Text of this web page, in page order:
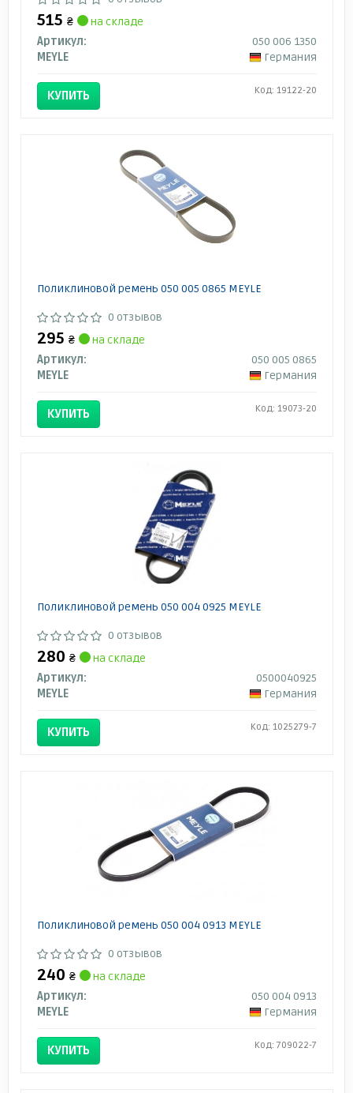
515 ₴
на складе
Артикул:
050 006 1350
MEYLE
Германия
КУПИТЬ Код: 19122-20
Поликлиновой ремень 050 005 0865 MEYLE
0 отзывов
295 ₴
на складе
Артикул:
050 005 0865
MEYLE
Германия
КУПИТЬ Код: 19073-20
Поликлиновой ремень 050 004 0925 MEYLE
0 отзывов
280 ₴
на складе
Артикул:
0500040925
MEYLE
Германия
КУПИТЬ Код: 1025279-7
Поликлиновой ремень 050 004 0913 MEYLE
0 отзывов
240 ₴
на складе
Артикул:
050 004 0913
MEYLE
Германия
КУПИТЬ Код: 709022-7